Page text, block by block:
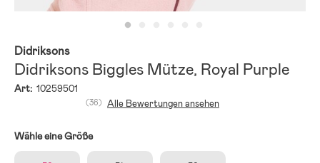
Didriksons
Didriksons Biggles Mütze, Royal Purple
Art: 10259501
(36) Alle Bewertungen ansehen
Wähle eine Größe